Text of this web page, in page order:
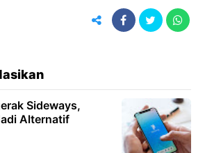
Sideways,
Alternatif